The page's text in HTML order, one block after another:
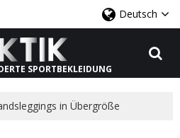
Deutsch
SPORTBEKLEIDUNG
in Übergröße